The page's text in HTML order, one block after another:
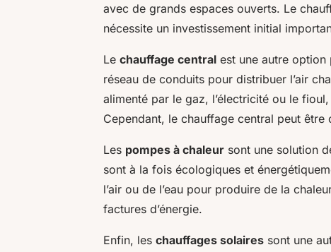
avec de grands espaces ouverts. Le
nécessite un investissement initial
Le chauffage central est une autre option
réseau de conduits pour distribuer l’air
alimenté par le gaz, l’électricité ou le
Cependant, le chauffage central peut être
Les pompes à chaleur sont une solution
sont à la fois écologiques et
l’air ou de l’eau pour produire de la
factures d’énergie.
Enfin, les chauffages solaires sont une